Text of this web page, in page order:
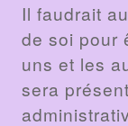
Il faudrait
de soi pour
uns et les
sera